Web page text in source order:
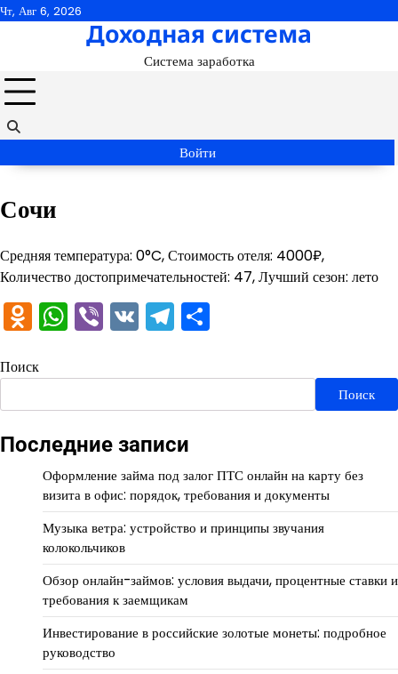
Перейти
Чт, Авг 6, 2026
Доходная система
Система заработка
Войти
Сочи
Средняя температура: 0°C, Стоимость отеля: 4000₽,
Количество достопримечательностей: 47, Лучший сезон: лето
Odnoklassniki
WhatsApp
Viber
VKTelegram
Поиск
Поиск
Последние записи
Оформление займа под залог ПТС онлайн на карту без
визита в офис: порядок, требования и документы
Музыка ветра: устройство и принципы звучания
колокольчиков
Обзор онлайн-займов: условия выдачи, процентные ставки и
требования к заемщикам
Инвестирование в российские золотые монеты: подробное
руководство